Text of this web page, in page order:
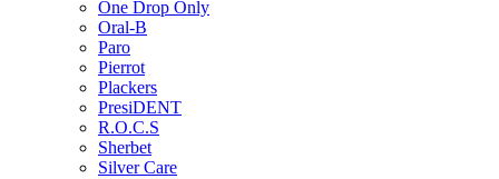
One Drop Only
Oral-B
Paro
Pierrot
Plackers
PresiDENT
R.O.C.S
Sherbet
Silver Care